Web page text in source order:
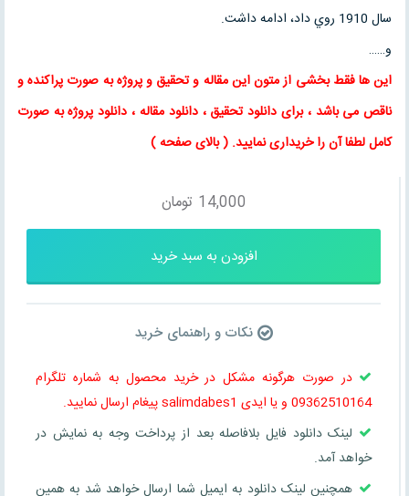
سال 1910 روي داد، ادامه داشت.
و……
این ها فقط بخشی از متون اینمقاله وتحقیق و پروژه به صورت پراکنده و
ناقص می باشد ، برای دانلود تحقیق ،دانلود مقاله ، دانلود پروژه به صورت
کامل لطفا آن را خریداری نمایید. (بالای صفحه)
14,000 تومان
افزودن به سبد خرید
نکات و راهنمای خرید
در صورت هرگونه مشکل در خرید محصول به شماره تلگرام
09362510164 و یا ایدی salimdabes1 پیغام ارسال نمایید.
لینک دانلود فایل بلافاصله بعد از پرداخت وجه به نمایش در
خواهد آمد.
همچنین لینک دانلود به ایمیل شما ارسال خواهد شد به همین